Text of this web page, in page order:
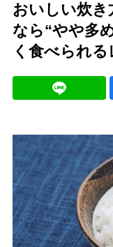
おいしい炊
なら“やや多
く食べられ